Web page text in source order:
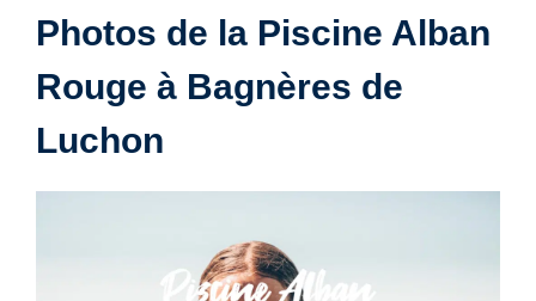
Photos de la Piscine Alban
Rouge à Bagnères de
Luchon